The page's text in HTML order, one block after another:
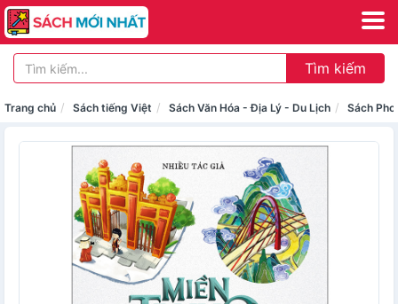
Tìm kiếm
Trang chủ Sách tiếng Việt Sách Văn Hóa - Địa Lý - Du Lịch Sách